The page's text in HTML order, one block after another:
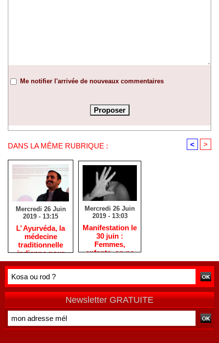
Me notifier l'arrivée de nouveaux commentaires
DANS LA MÊME RUBRIQUE : < >
Mercredi 26 Juin
2019 - 13:15
L’ Ayurvéda, la
médecine
traditionnelle
indienne pour
aider les
diabétiques
réunionnais
Mercredi 26 Juin
2019 - 13:03
Manifestation le
30 juin :
Femmes,
enfants, on ne
vous oublie pas
!
Newsletter GRATUITE